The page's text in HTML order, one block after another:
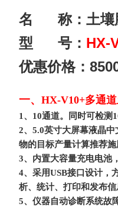
名 称：土壤
型 号： HX-
优惠价格：
一、 HX-V10+多通
1 、10通道。同时可检测
2、5.0英寸大屏幕液晶
物的目标产量计算推荐
3、内置大容量充电电池
4、采用USB接口设计，
析、统计、打印和发布信
5、仪器自动诊断系统故